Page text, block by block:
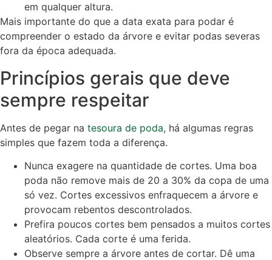
em qualquer altura.
Mais importante do que a data exata para podar é
compreender o estado da árvore e evitar podas severas
fora da época adequada.
Princípios gerais que deve
sempre respeitar
Antes de pegar na tesoura de poda, há algumas regras
simples que fazem toda a diferença.
Nunca exagere na quantidade de cortes. Uma boa
poda não remove mais de 20 a 30% da copa de uma
só vez. Cortes excessivos enfraquecem a árvore e
provocam rebentos descontrolados.
Prefira poucos cortes bem pensados a muitos cortes
aleatórios. Cada corte é uma ferida.
Observe sempre a árvore antes de cortar. Dê uma